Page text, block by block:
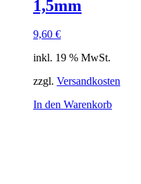
1,5mm
9,60 €
inkl. 19 % MwSt.
zzgl. Versandkosten
In den Warenkorb